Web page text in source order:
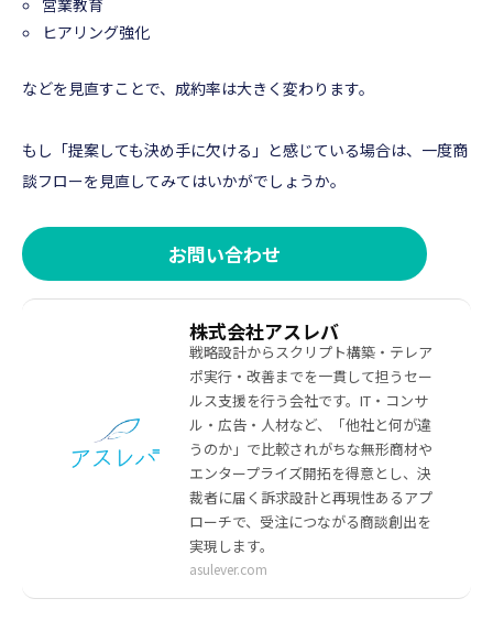
ヒアリング強化
などを見直すことで、成約率は大きく変わります。
もし「提案しても決め手に欠ける」と感じている場合は、一度商
談フローを見直してみてはいかがでしょうか。
お問い合わせ
株式会社アスレバ
戦略設計からスクリプト構築・テレア
ポ実行・改善までを一貫して担うセー
ルス支援を行う会社です。IT・コンサ
ル・広告・人材など、「他社と何が違
うのか」で比較されがちな無形商材や
エンタープライズ開拓を得意とし、決
裁者に届く訴求設計と再現性あるアプ
ローチで、受注につながる商談創出を
実現します。
asulever.com